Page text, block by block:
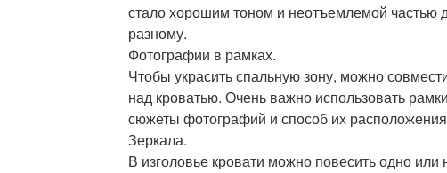
стало хорошим тоном и неотъемлемой частью
разному.
Фотографии в рамках.
Чтобы украсить спальную зону, можно
над кроватью. Очень важно использовать
сюжеты фотографий и способ их
Зеркала.
В изголовье кровати можно повесить одно